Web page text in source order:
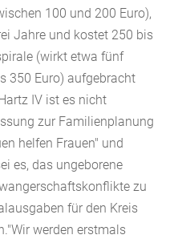
100 und 200 Euro),
Jahre und kostet 250 bis
(wirkt etwa fünf
350 Euro) aufgebracht
IV ist es nicht
zur Familienplanung
helfen Frauen" und
es, das ungeborene
zu
für den Kreis
werden erstmals